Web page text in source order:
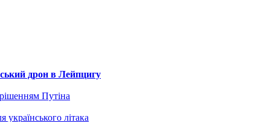
дрон в Лейпцигу
Путіна
літака